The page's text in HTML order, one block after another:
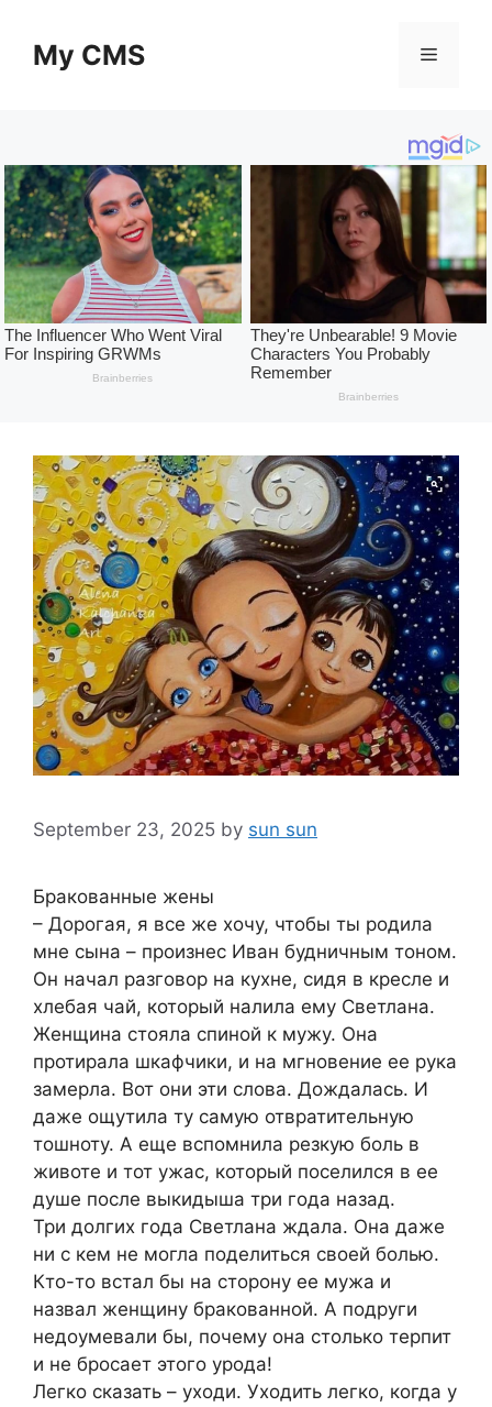
contentMy CMS Menu
September 23, 2025 by sun sun
Бракованные жены
– Дорогая, я все же хочу, чтобы ты родила
мне сына – произнес Иван будничным тоном.
Он начал разговор на кухне, сидя в кресле и
хлебая чай, который налила ему Светлана.
Женщина стояла спиной к мужу. Она
протирала шкафчики, и на мгновение ее рука
замерла. Вот они эти слова. Дождалась. И
даже ощутила ту самую отвратительную
тошноту. А еще вспомнила резкую боль в
животе и тот ужас, который поселился в ее
душе после выкидыша три года назад.
Три долгих года Светлана ждала. Она даже
ни с кем не могла поделиться своей болью.
Кто-то встал бы на сторону ее мужа и
назвал женщину бракованной. А подруги
недоумевали бы, почему она столько терпит
и не бросает этого урода!
Легко сказать – уходи. Уходить легко, когда у